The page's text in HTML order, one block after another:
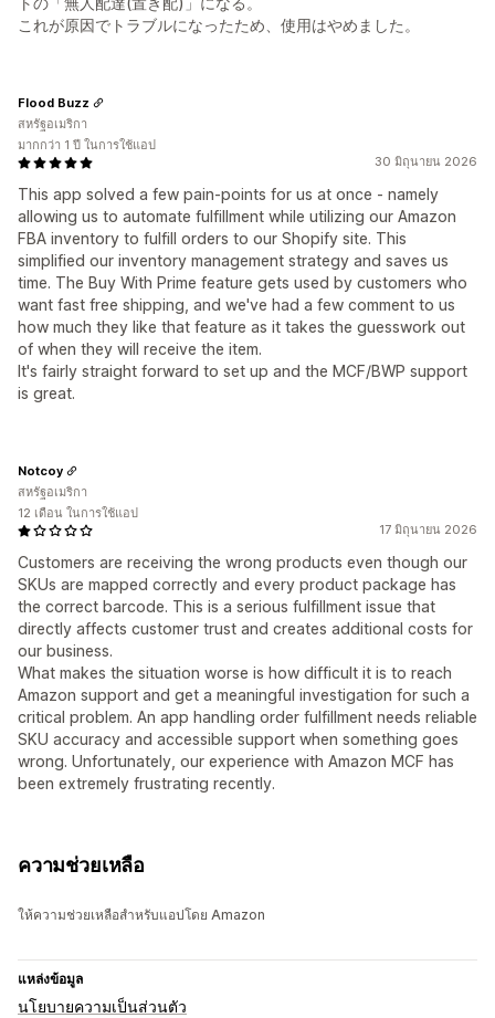
これが原因でトラブルになったため、使用はやめました。
30 มิถุนายน 2026
This app solved a few pain-points for us at once - namely
allowing us to automate fulfillment while utilizing our Amazon
FBA inventory to fulfill orders to our Shopify site. This
simplified our inventory management strategy and saves us
time. The Buy With Prime feature gets used by customers who
want fast free shipping, and we've had a few comment to us
how much they like that feature as it takes the guesswork out
of when they will receive the item.
It's fairly straight forward to set up and the MCF/BWP support
is great.
Flood Buzz
สหรัฐอเมริกา
มากกว่า 1 ปี ในการใช้แอป
17 มิถุนายน 2026
Customers are receiving the wrong products even though our
SKUs are mapped correctly and every product package has
the correct barcode. This is a serious fulfillment issue that
directly affects customer trust and creates additional costs for
our business.
What makes the situation worse is how difficult it is to reach
Amazon support and get a meaningful investigation for such a
critical problem. An app handling order fulfillment needs reliable
SKU accuracy and accessible support when something goes
wrong. Unfortunately, our experience with Amazon MCF has
been extremely frustrating recently.
Notcoy
สหรัฐอเมริกา
12 เดือน ในการใช้แอป
ความช่วยเหลือ
ให้ความช่วยเหลือสำหรับแอปโดย Amazon
แหล่งข้อมูล
นโยบายความเป็นส่วนตัว